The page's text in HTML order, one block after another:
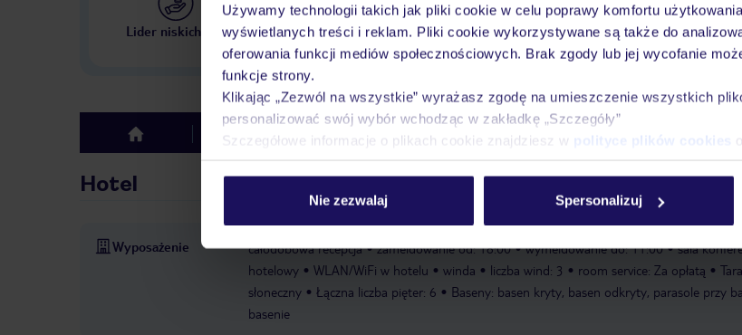
Używamy technologii takich jak pliki cookie w celu poprawy komfortu
wyświetlanych treści i reklam. Pliki cookie wykorzystywane są także do
oferowania funkcji mediów społecznościowych. Brak zgody lub jej wycofanie
funkcje strony.
Klikając „Zezwól na wszystkie” wyrażasz zgodę na umieszczenie wszystkich
personalizować swój wybór wchodząc w zakładkę „Szczegóły”
Szczegółowe informacje o plikach cookie znajdziesz w polityce plików cookies
Nie zezwalaj Spersonalizuj
Lider niskich cen
Największe biuro podróży
w Polsce
30 lat w Polsce
Tylko u nas opieka
wakacjach 24/7
top Opinie Pokoje Wyżywienie Atrakcje
Hotel
Wyposażenie całodobowa recepcja zameldowanie od: 18:00 wymeldowanie do: 11:00 sala
hotelowy
WLAN/WiFi w hotelu winda liczba wind: 3 room service: Za opłatą
słoneczny
Łączna liczba pięter: 6
Baseny: basen kryty, basen odkryty, parasole przy
basenie